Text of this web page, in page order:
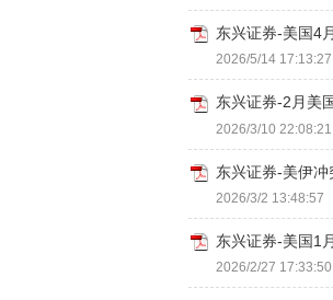
东兴证券-美国4
2026/5/14 17:13:27
东兴证券-2月美
2026/3/10 22:08:21
东兴证券-美伊
2026/3/2 13:48:57
东兴证券-美国1
2026/2/27 17:33:50